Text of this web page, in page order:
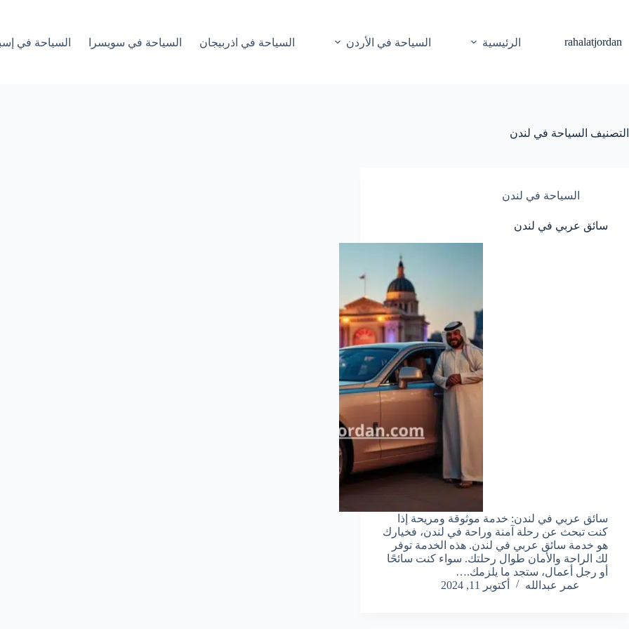
rahalatjordan الرئيسية السياحة في الأردن السياحة في اذربيجان السياحة في سويسرا السياحة في
التصنيف السياحة في لندن
السياحة في لندن
سائق عربي في لندن
سائق عربي في لندن: خدمة موثوقة ومريحة إذا
كنت تبحث عن رحلة آمنة وراحة في لندن، فخيارك
هو خدمة سائق عربي في لندن. هذه الخدمة توفر
لك الراحة والأمان طوال رحلتك. سواء كنت سائحًا
أو رجل أعمال، ستجد ما يلزمك.…
عمر عبدالله
أكتوبر 11, 2024